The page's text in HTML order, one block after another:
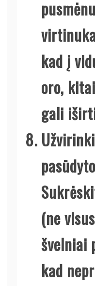
kad į
oro,
gali
(ne
švelniai
kad